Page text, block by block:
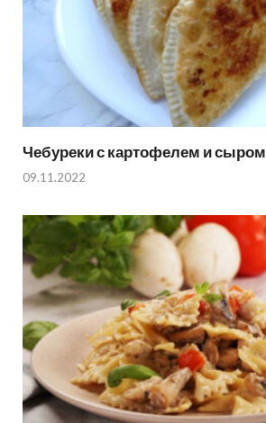
Чебуреки с картофелем и сыром
09.11.2022